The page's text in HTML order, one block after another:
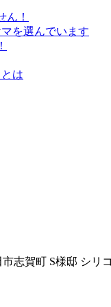
ん！
を選んでいます
は
志賀町 S様邸 シリ